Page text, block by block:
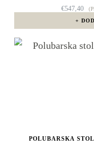
€547,40
POLUBARSKA